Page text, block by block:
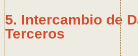
5. Intercambio de
Terceros